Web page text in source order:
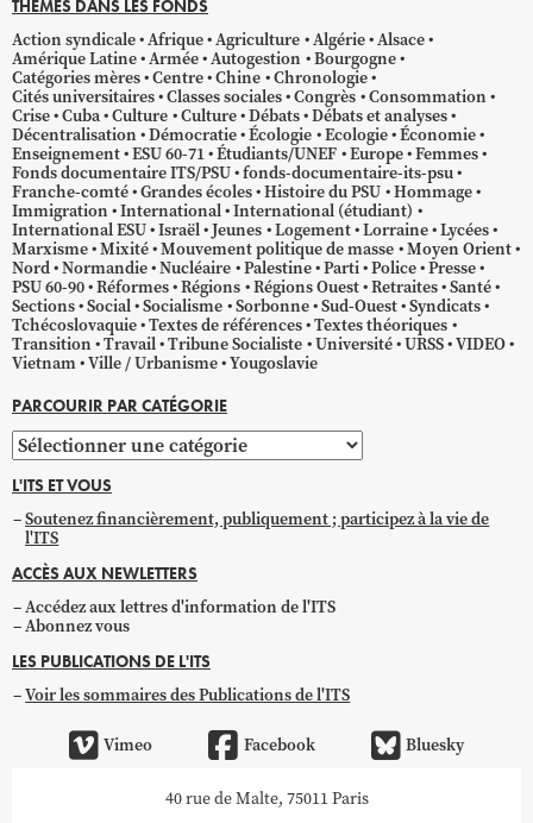
THÈMES DANS LES FONDS
Action syndicale Afrique Agriculture Algérie Alsace
Amérique Latine Armée Autogestion
Bourgogne
Catégories mères Centre Chine Chronologie
Cités universitaires Classes sociales Congrès Consommation
Crise Cuba Culture Culture Débats Débats et analyses
Décentralisation Démocratie Écologie Ecologie Économie
Enseignement ESU 60-71 Étudiants/UNEF Europe Femmes
Fonds documentaire ITS/PSU fonds-documentaire-its-psu
Franche-comté Grandes écoles Histoire du PSU Hommage
Immigration International International (étudiant)
International ESU Israël Jeunes Logement Lorraine Lycées
Marxisme Mixité Mouvement politique de masse Moyen Orient
Nord Normandie Nucléaire Palestine Parti Police Presse
PSU 60-90 Réformes Régions Régions Ouest Retraites Santé
Sections Social Socialisme Sorbonne Sud-Ouest Syndicats
Tchécoslovaquie Textes de références Textes théoriques
Transition Travail Tribune Socialiste Université URSS VIDEO
Vietnam Ville / Urbanisme Yougoslavie
PARCOURIR PAR CATÉGORIE
Parcourir
par
catégorie
L'ITS ET VOUS
Soutenez financièrement, publiquement ; participez à la vie de
l'ITS
ACCÈS AUX NEWLETTERS
Accédez aux lettres d'information de l'ITS
Abonnez vous
LES PUBLICATIONS DE L'ITS
Voir les sommaires des Publications de l'ITS
Vimeo Facebook Bluesky
40 rue de Malte, 75011 Paris